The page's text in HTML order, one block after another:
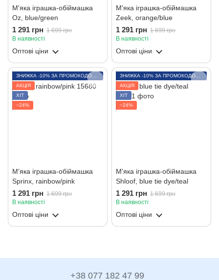
М'яка іграшка-обіймашка
Oz, blue/green
1 291 грн 1 699 грн
В наявності
Оптові ціни
М'яка іграшка-обіймашка
Zeek, orange/blue
1 291 грн 1 699 грн
В наявності
Оптові ціни
ЗНИЖКА -10% ЗА ПРОМОКОДОМ LITO
АКЦІЯ
ХІТ
−24%
М'яка іграшка-обіймашка
Sprinx, rainbow/pink
1 291 грн 1 699 грн
В наявності
Оптові ціни
ЗНИЖКА -10% ЗА ПРОМОКОДОМ LITO
АКЦІЯ
ХІТ
−24%
М'яка іграшка-обіймашка
Shloof, blue tie dye/teal
1 291 грн 1 699 грн
В наявності
Оптові ціни
+38 077 182 47 99